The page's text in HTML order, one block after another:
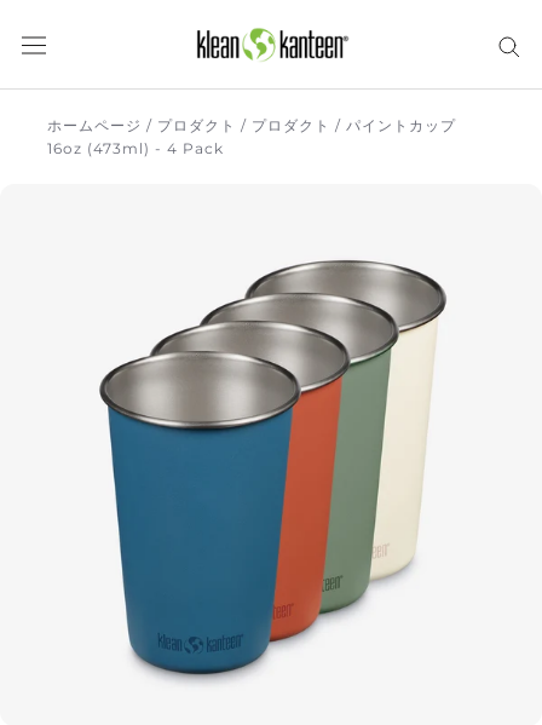
プ
ホームページ / プロダクト / プロダクト / パイントカップ
16oz (473ml) - 4 Pack